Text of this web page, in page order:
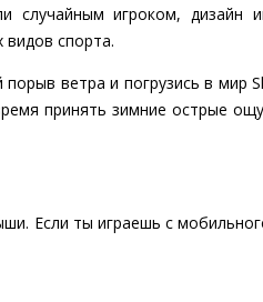
игроком, дизайн
спорта.
ветра и погрузись в мир
принять зимние острые
Если ты играешь с